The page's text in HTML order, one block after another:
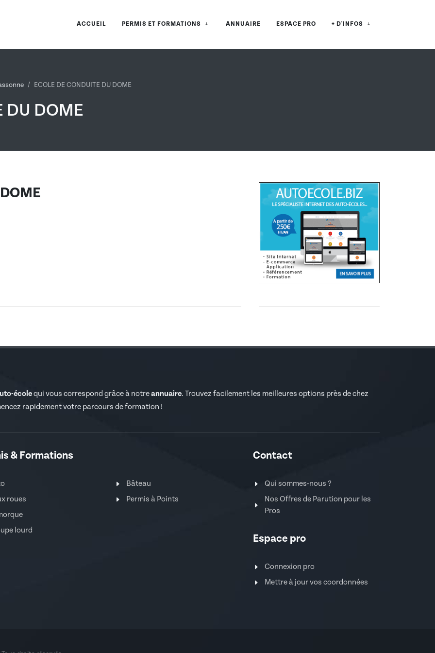
ACCUEIL PERMIS ET FORMATIONS ANNUAIRE ESPACE PRO + D'INFOS
ECOLE DE CONDUITE DU DOME
DU DOME
écolequi vous correspond grâce à notreannuaire. Trouvez facilement les meilleures options près de chez
rapidement votre parcours de formation !
& Formations
roues
lourd
Bâteau
Permis à Points
Contact
Qui sommes-nous ?
Nos Offres de Parution pour les
Pros
Espace pro
Connexion pro
Mettre à jour vos coordonnées